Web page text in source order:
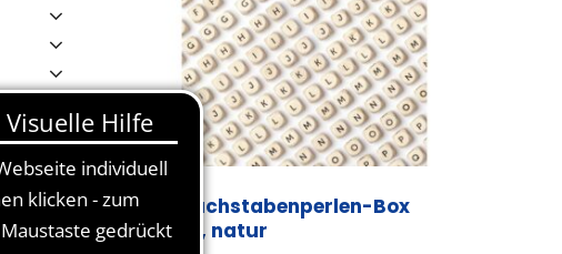
Buchstabenperlen-Box
XL, natur